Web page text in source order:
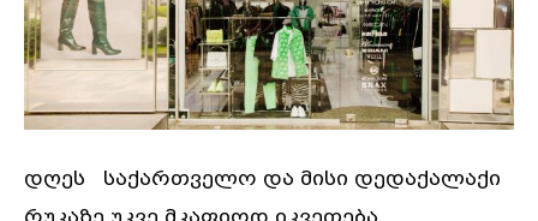
დღეს საქართველო და მისი დედაქალაქი